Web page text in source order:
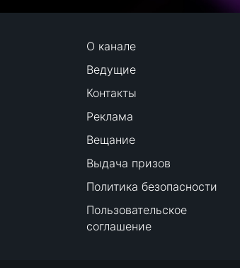
О канале
Ведущие
Контакты
Реклама
Вещание
Выдача призов
Политика безопасности
Пользовательское
соглашение